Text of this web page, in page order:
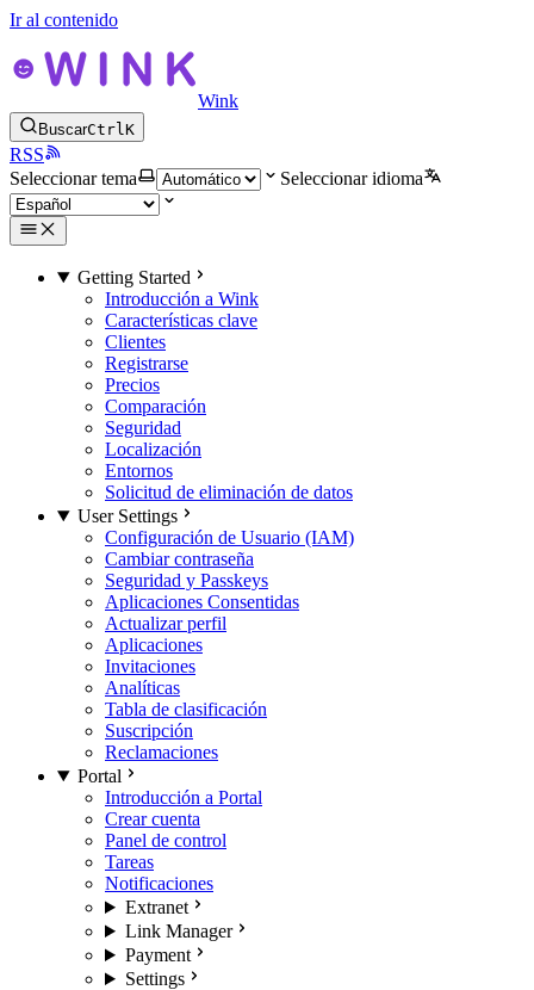
Ir al contenido
Wink
BuscarCtrlK
RSS
Seleccionar tema
Seleccionar idioma
Getting Started
Introducción a Wink
Características clave
Clientes
Registrarse
Precios
Comparación
Seguridad
Localización
Entornos
Solicitud de eliminación de datos
User Settings
Configuración de Usuario (IAM)
Cambiar contraseña
Seguridad y Passkeys
Aplicaciones Consentidas
Actualizar perfil
Aplicaciones
Invitaciones
Analíticas
Tabla de clasificación
Suscripción
Reclamaciones
Portal
Introducción a Portal
Crear cuenta
Panel de control
Tareas
Notificaciones
Extranet
Link Manager
Payment
Settings